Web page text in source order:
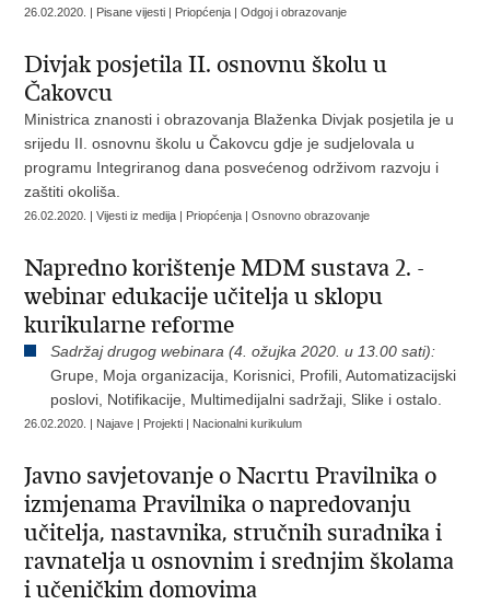
26.02.2020. | Pisane vijesti | Priopćenja | Odgoj i obrazovanje
Divjak posjetila II. osnovnu školu u
Čakovcu
Ministrica znanosti i obrazovanja Blaženka Divjak posjetila je u
srijedu II. osnovnu školu u Čakovcu gdje je sudjelovala u
programu Integriranog dana posvećenog održivom razvoju i
zaštiti okoliša.
26.02.2020. | Vijesti iz medija | Priopćenja | Osnovno obrazovanje
Napredno korištenje MDM sustava 2. -
webinar edukacije učitelja u sklopu
kurikularne reforme
Sadržaj drugog webinara (4. ožujka 2020. u 13.00 sati):
Grupe, Moja organizacija, Korisnici, Profili, Automatizacijski
poslovi, Notifikacije, Multimedijalni sadržaji, Slike i ostalo.
26.02.2020. | Najave | Projekti | Nacionalni kurikulum
Javno savjetovanje o Nacrtu Pravilnika o
izmjenama Pravilnika o napredovanju
učitelja, nastavnika, stručnih suradnika i
ravnatelja u osnovnim i srednjim školama
i učeničkim domovima